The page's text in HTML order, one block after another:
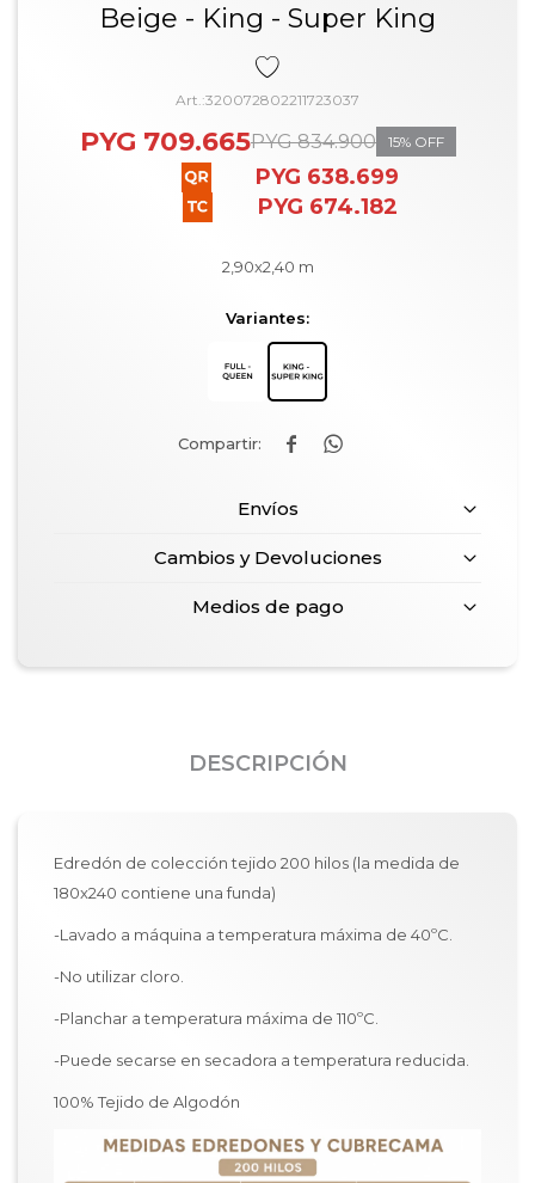
Beige - King - Super King
320072802211723037
PYG 709.665PYG 834.900 15
PYG 638.699
PYG 674.182
2,90x2,40 m
Variantes:
 
Envíos
Cambios y Devoluciones
Medios de pago
DESCRIPCIÓN
Edredón de colección tejido 200 hilos (la medida de
180x240 contiene una funda)
-Lavado a máquina a temperatura máxima de 40ºC.
-No utilizar cloro.
-Planchar a temperatura máxima de 110ºC.
-Puede secarse en secadora a temperatura reducida.
100% Tejido de Algodón